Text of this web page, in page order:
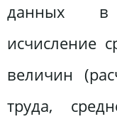
данных в
исчисление
величин
труда,